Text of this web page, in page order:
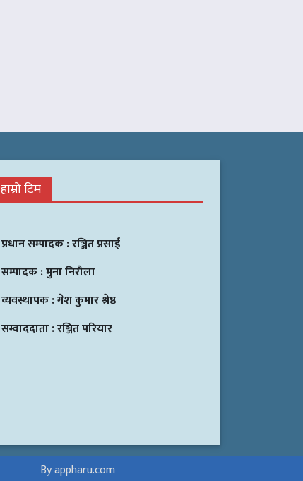
हाम्रो टिम
प्रधान सम्पादक :रञ्जित प्रसाई
सम्पादक :मुना निरौला
व्यवस्थापक :गेश कुमार श्रेष्ठ
सम्वाददाता :रञ्जित परियार
By appharu.com